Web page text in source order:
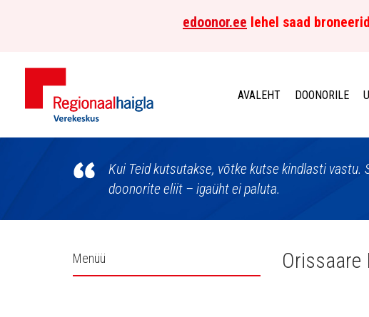
edoonor.ee lehel saad
Põhja-
AVALEHT DOONORILE
Kui Teid kutsutakse, võtke kutse kindlasti vastu.
doonorite eliit – igaüht ei paluta.
Külgpaani
Menüü